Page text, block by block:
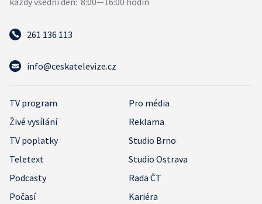
261 136 113
info@ceskatelevize.cz
TV program
Pro média
Živé vysílání
Reklama
TV poplatky
Studio Brno
Teletext
Studio Ostrava
Podcasty
Rada ČT
Počasí
Kariéra